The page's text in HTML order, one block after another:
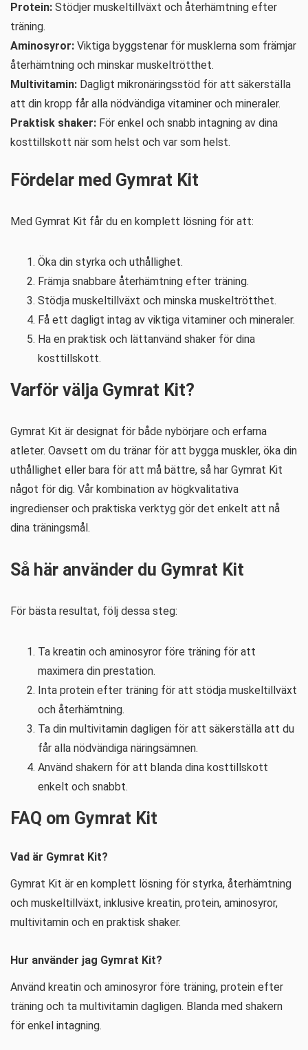
Protein: Stödjer muskeltillväxt och återhämtning efter
träning.
Aminosyror: Viktiga byggstenar för musklerna som främjar
återhämtning och minskar muskeltrötthet.
Multivitamin: Dagligt mikronäringsstöd för att säkerställa
att din kropp får alla nödvändiga vitaminer och mineraler.
Praktisk shaker: För enkel och snabb intagning av dina
kosttillskott när som helst och var som helst.
Fördelar med Gymrat Kit
Med Gymrat Kit får du en komplett lösning för att:
Öka din styrka och uthållighet.
Främja snabbare återhämtning efter träning.
Stödja muskeltillväxt och minska muskeltrötthet.
Få ett dagligt intag av viktiga vitaminer och mineraler.
Ha en praktisk och lättanvänd shaker för dina
kosttillskott.
Varför välja Gymrat Kit?
Gymrat Kit är designat för både nybörjare och erfarna
atleter. Oavsett om du tränar för att bygga muskler, öka din
uthållighet eller bara för att må bättre, så har Gymrat Kit
något för dig. Vår kombination av högkvalitativa
ingredienser och praktiska verktyg gör det enkelt att nå
dina träningsmål.
Så här använder du Gymrat Kit
För bästa resultat, följ dessa steg:
Ta kreatin och aminosyror före träning för att
maximera din prestation.
Inta protein efter träning för att stödja muskeltillväxt
och återhämtning.
Ta din multivitamin dagligen för att säkerställa att du
får alla nödvändiga näringsämnen.
Använd shakern för att blanda dina kosttillskott
enkelt och snabbt.
FAQ om Gymrat Kit
Vad är Gymrat Kit?
Gymrat Kit är en komplett lösning för styrka, återhämtning
och muskeltillväxt, inklusive kreatin, protein, aminosyror,
multivitamin och en praktisk shaker.
Hur använder jag Gymrat Kit?
Använd kreatin och aminosyror före träning, protein efter
träning och ta multivitamin dagligen. Blanda med shakern
för enkel intagning.